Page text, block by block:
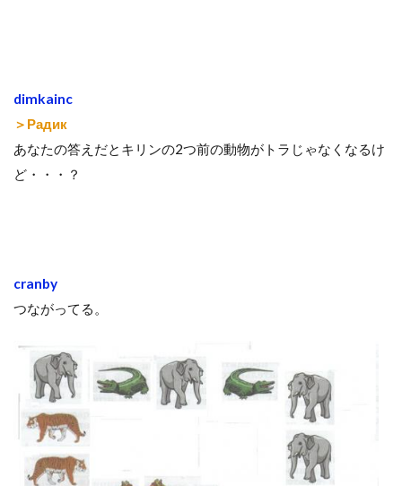
dimkainc
＞Радик
あなたの答えだとキリンの2つ前の動物がトラじゃなくなるけ
ど・・・？
cranby
つながってる。